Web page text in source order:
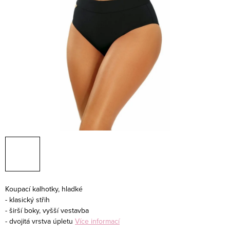
Koupací kalhotky, hladké
- klasický střih
- širší boky, vyšší vestavba
- dvojitá vrstva úpletu Více informací